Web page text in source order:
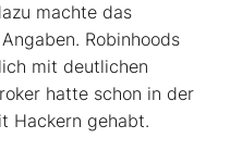
machte das
Robinhoods
mit deutlichen
hatte schon in der
Hackern gehabt.